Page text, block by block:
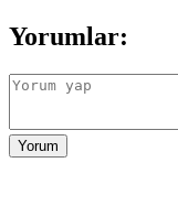
Yorumlar:
Yorum